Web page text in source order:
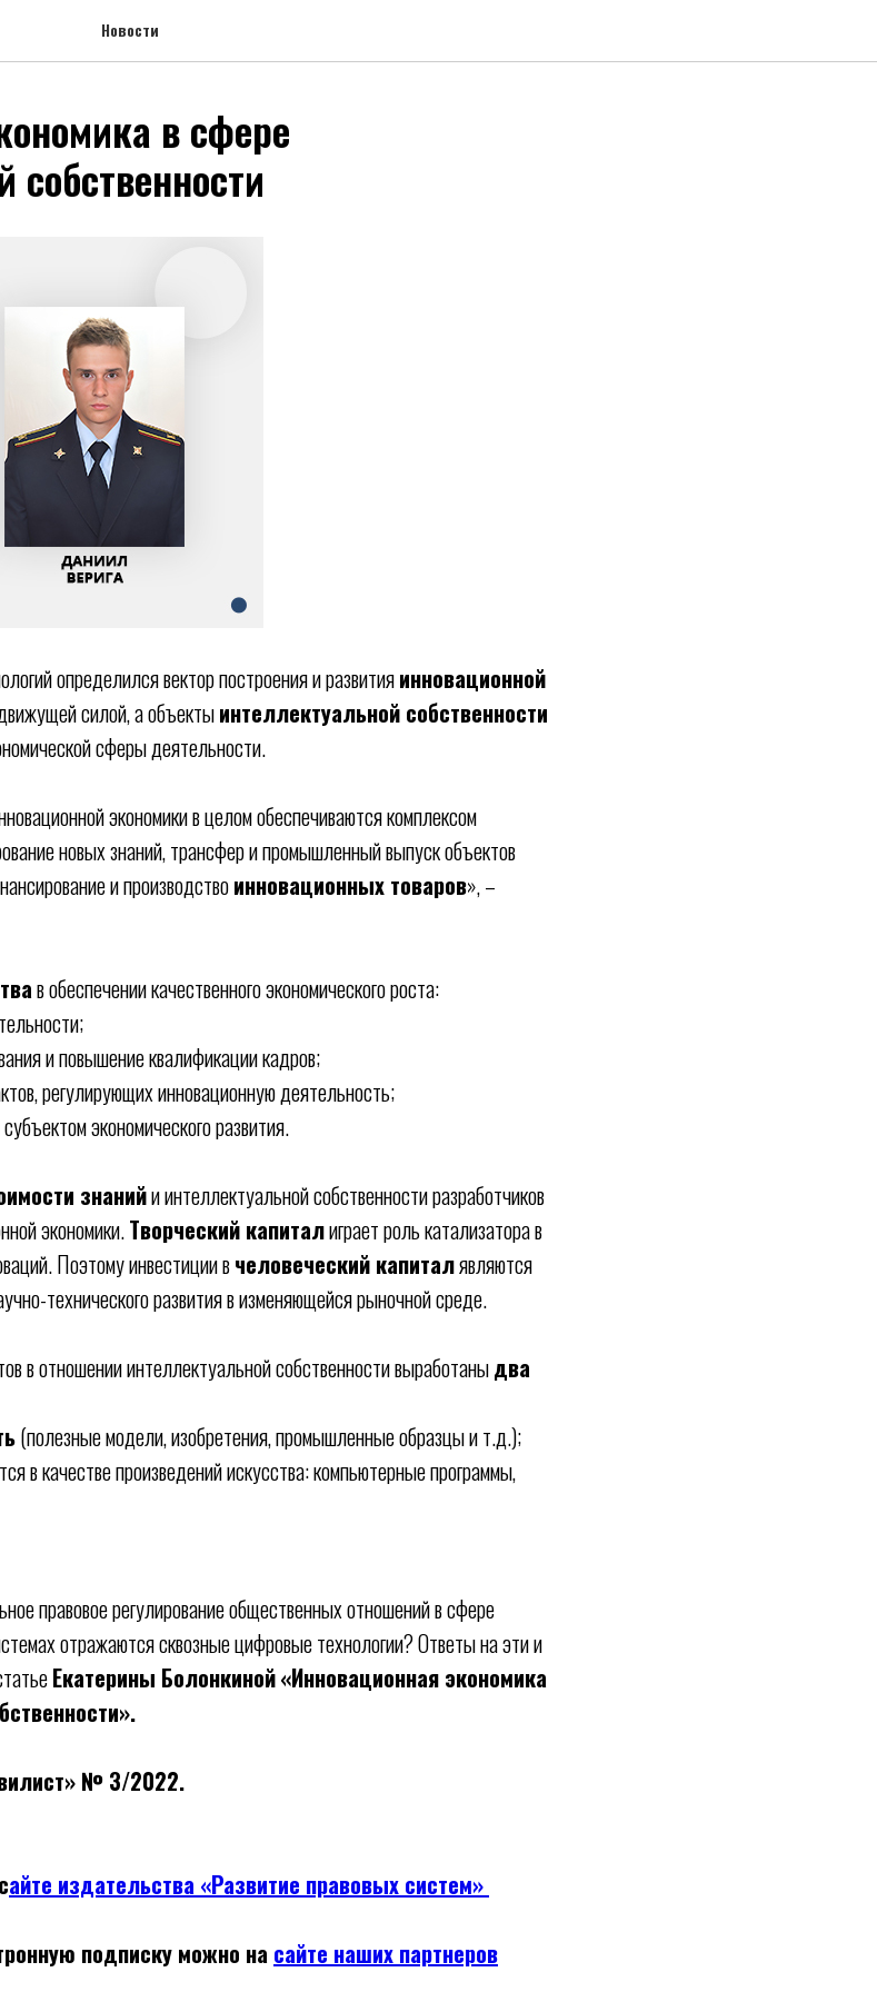
Новости
в сфере
собственности
определился вектор построения и развитияинновационной
силой, а объектыинтеллектуальной собственности
сферы деятельности.
экономики в целом обеспечиваются комплексом
новых знаний, трансфер и промышленный выпуск объектов
и производствоинновационных товаров», –
в обеспечении качественного экономического роста:
и повышение квалификации кадров;
регулирующих инновационную деятельность;
экономического развития.
знанийи интеллектуальной собственности разработчиков
экономики.Творческий капиталиграет роль катализатора в
Поэтому инвестиции вчеловеческий капиталявляются
технического развития в изменяющейся рыночной среде.
в отношении интеллектуальной собственности выработаныдва
(полезные модели, изобретения, промышленные образцы и т.д.);
в качестве произведений искусства: компьютерные программы,
правовое регулирование общественных отношений в сфере
отражаются сквозные цифровые технологии? Ответы на эти и
Екатерины Болонкиной«Инновационная экономика
№ 3/2022.
айте издательства «Развитие правовых систем»
подписку можно на сайте наших партнеров